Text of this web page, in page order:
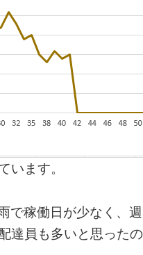
ます。
で稼働日が少なく、
員も多いと思ったの